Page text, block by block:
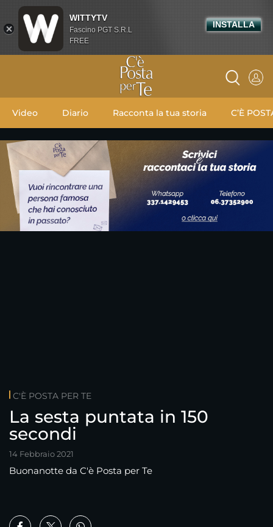
Video Diario Racconta la tua storia C’È
C'È POSTA PER TE
La sesta puntata in 150
secondi
14 Febbraio 2021
Buonanotte da C'è Posta per Te
WITTYTV
Fascino PGT S.R.L
FREE
INSTALLA